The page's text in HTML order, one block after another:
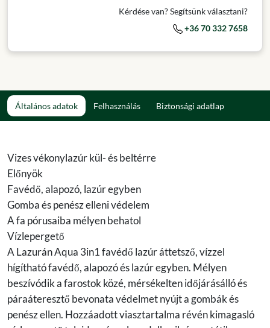
Kérdése van? Segítsünk választani?
+36 70 332 7658
Általános adatok Felhasználás Biztonsági adatlap
Vizes vékonylazúr kül- és beltérre
Előnyök
Favédő, alapozó, lazúr egyben
Gomba és penész elleni védelem
A fa pórusaiba mélyen behatol
Vízlepergető
A Lazurán Aqua 3in1 favédő lazúr áttetsző, vízzel
hígítható favédő, alapozó és lazúr egyben. Mélyen
beszívódik a farostok közé, mérsékelten időjárásálló és
páraáteresztő bevonata védelmet nyújt a gombák és
penész ellen. Hozzáadott viasztartalma révén kimagasló